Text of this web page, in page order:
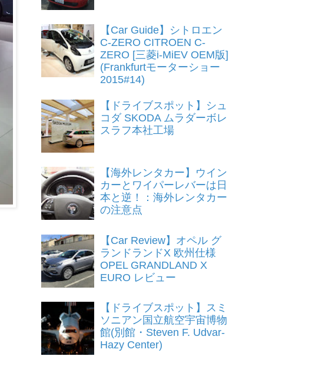
【Car Guide】シトロエン
C-ZERO CITROEN C-
ZERO [三菱i-MiEV OEM版]
(Frankfurtモーターショー
2015#14)
【ドライブスポット】シュ
コダ SKODA ムラダーボレ
スラフ本社工場
【海外レンタカー】ウイン
カーとワイパーレバーは日
本と逆！：海外レンタカー
の注意点
【Car Review】オペル グ
ランドランドX 欧州仕様
OPEL GRANDLAND X
EURO レビュー
【ドライブスポット】スミ
ソニアン国立航空宇宙博物
館(別館・Steven F. Udvar-
Hazy Center)